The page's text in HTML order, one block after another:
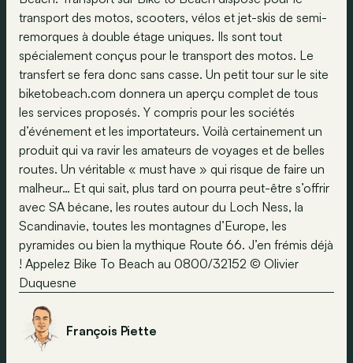
transport des motos, scooters, vélos et jet-skis de semi-
remorques à double étage uniques. Ils sont tout
spécialement conçus pour le transport des motos. Le
transfert se fera donc sans casse. Un petit tour sur le site
biketobeach.com donnera un aperçu complet de tous
les services proposés. Y compris pour les sociétés
d’événement et les importateurs. Voilà certainement un
produit qui va ravir les amateurs de voyages et de belles
routes. Un véritable « must have » qui risque de faire un
malheur… Et qui sait, plus tard on pourra peut-être s’offrir
avec SA bécane, les routes autour du Loch Ness, la
Scandinavie, toutes les montagnes d’Europe, les
pyramides ou bien la mythique Route 66. J’en frémis déjà
! Appelez Bike To Beach au 0800/32152 © Olivier
Duquesne
François Piette